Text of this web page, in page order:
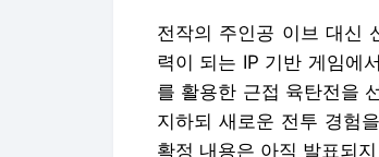
전작의 주인공 이브 대신
력이 되는 IP 기반 게임에
를 활용한 근접 육탄전을
지하되 새로운 전투 경험
확정 내용은 아직 발표되